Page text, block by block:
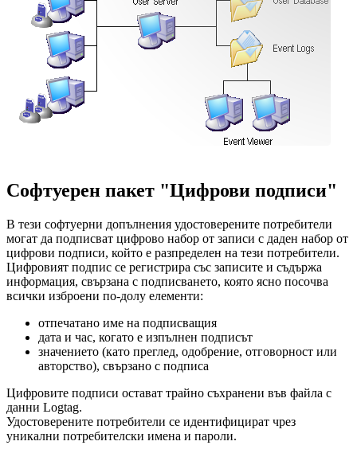
Софтуерен пакет "Цифрови подписи"
В тези софтуерни допълнения удостоверените потребители
могат да подписват цифрово набор от записи с даден набор от
цифрови подписи, който е разпределен на тези потребители.
Цифровият подпис се регистрира със записите и съдържа
информация, свързана с подписването, която ясно посочва
всички изброени по-долу елементи:
отпечатано име на подписващия
дата и час, когато е изпълнен подписът
значението (като преглед, одобрение, отговорност или
авторство), свързано с подписа
Цифровите подписи остават трайно съхранени във файла с
данни Logtag.
Удостоверените потребители се идентифицират чрез
уникални потребителски имена и пароли.